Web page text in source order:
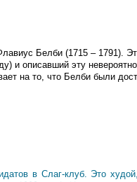
Белби (1715 – 1791).
и описавший эту
на то, что Белби были
в Слаг-клуб. Это